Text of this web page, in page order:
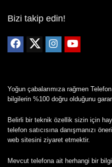
Bizi takip edin!
Yoğun çabalarımıza rağmen
bilgilerin %100 doğru olduğunu
Belirli bir teknik özellik sizin için
telefon satıcısına danışmanızı
web sitesini ziyaret etmektir.
Mevcut telefona ait herhangi bir